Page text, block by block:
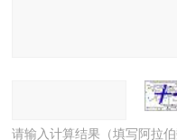
请输入计算结果（填写阿拉